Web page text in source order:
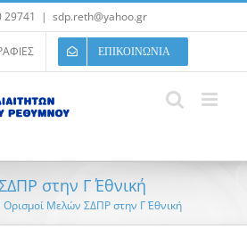
29741 | sdp.reth@yahoo.gr
ΕΠΙΚΟΙΝΩΝΙΑ
στην Γ΄ Εθνική
Ορισμοί Μελών ΣΔΠΡ στην Γ΄ Εθνική